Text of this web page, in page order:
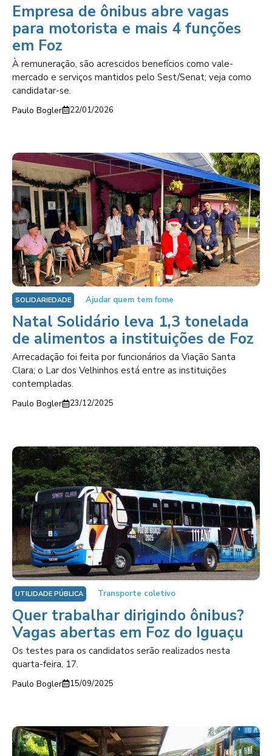
Empresa de ônibus abre vagas
para motorista e mais 4 funções
em Foz
À remuneração, são acrescidos benefícios como vale-
mercado e serviços mantidos pelo Sest/Senat; veja como
candidatar-se.
Paulo Bogler 22/01/2026
SOLIDARIEDADE Ajudar quem tem fome
Natal Solidário leva 1,3 tonelada
de alimentos a instituições de Foz
Arrecadação foi feita por funcionários da Viação Santa
Clara; o Lar dos Velhinhos está entre as instituições
contempladas.
Paulo Bogler 23/12/2025
UTILIDADE PÚBLICA Transporte coletivo
Quer trabalhar dirigindo ônibus?
Vagas abertas em Foz do Iguaçu
Os testes para os candidatos serão realizados nesta
quarta-feira, 17.
Paulo Bogler 15/09/2025